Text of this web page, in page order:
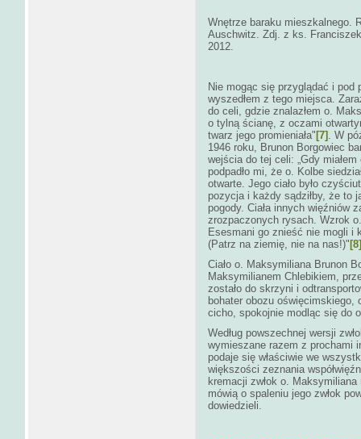
Wnętrze baraku mieszkalnego.
Auschwitz. Zdj. z ks.
2012.
Nie mogąc się przyglądać i
wyszedłem z tego miejsca.
do celi, gdzie znalazłem o.
o tylną ścianę, z oczami
twarz jego promieniała" [7] . W
1946 roku, Brunon Borgowiec
wejścia do tej celi: „Gdy
podpadło mi, że o. Kolbe
otwarte. Jego ciało było
pozycja i każdy sądziłby, że to
pogody. Ciała innych więźniów
zrozpaczonych rysach. Wzrok
Esesmani go znieść nie mogli i
(Patrz na ziemię, nie na nas!)" [8]
Ciało o. Maksymiliana Brunon
Maksymilianem Chlebikiem,
zostało do skrzyni i
bohater obozu
cicho, spokojnie modląc się do
Według powszechnej wersji
wymieszane razem z prochami
podaje się właściwie we
większości zeznania
kremacji zwłok o.
mówią o spaleniu jego zwłok
dowiedzieli.